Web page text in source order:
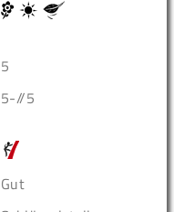
5
5-//5
Gut